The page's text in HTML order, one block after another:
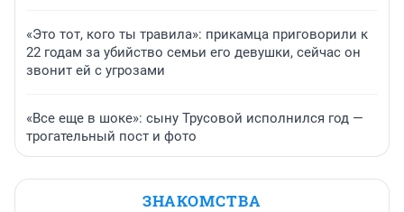
«Это тот, кого ты травила»: прикамца приговорили к
22 годам за убийство семьи его девушки, сейчас он
звонит ей с угрозами
«Все еще в шоке»: сыну Трусовой исполнился год —
трогательный пост и фото
ЗНАКОМСТВА